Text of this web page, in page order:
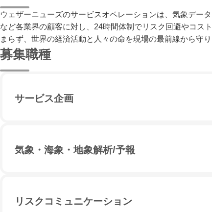
ウェザーニューズのサービスオペレーションは、気象デー
など各業界の顧客に対し、24時間体制でリスク回避やコス
募集職種
サービス企画
世界最大級の気象アプリ「ウェザーニュース」や、24
数千万人のユーザー（サポーター）と共に創り上げる
気象・海象・地象解析/予報
ウェザーニューズの心臓部。それは24時間365日、気
度で解析し続ける「五象」と向き合うチームです。
リスクコミュニケーション